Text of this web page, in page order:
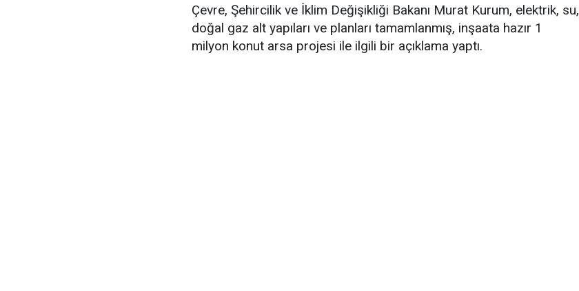
Çevre, Şehircilik ve İklim Değişikliği Bakanı Murat Kurum, elektrik, su,
doğal gaz alt yapıları ve planları tamamlanmış, inşaata hazır 1
milyon konut arsa projesi ile ilgili bir açıklama yaptı.